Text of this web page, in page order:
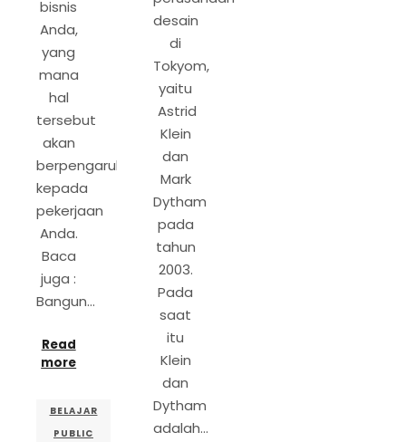
bisnis
Anda,
yang
mana
hal
tersebut
akan
berpengaruh
kepada
pekerjaan
Anda.
Baca
juga :
Bangun…
Read
more
BELAJAR
PUBLIC
desain
di
Tokyom,
yaitu
Astrid
Klein
dan
Mark
Dytham
pada
tahun
2003.
Pada
saat
itu
Klein
dan
Dytham
adalah…